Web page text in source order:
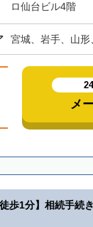
ロ仙台ビル4階
宮城、岩手、山形
メ
徒歩1分】相続手続